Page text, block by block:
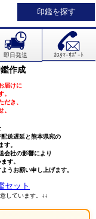
印鑑を探す
即日発送 ｶｽﾀﾏｰｻﾎﾟｰﾄ
届けに
。
だき、
。
送遅延と熊本県宛の
す。
会社の影響により
す。
うお願い申し上げます。
しています。↓↓